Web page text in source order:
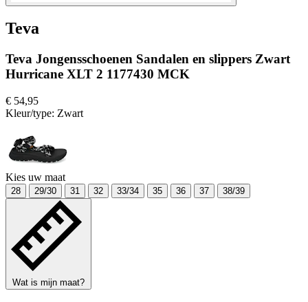
Teva
Teva Jongensschoenen Sandalen en slippers Zwart
Hurricane XLT 2 1177430 MCK
€ 54,95
Kleur/type: Zwart
Kies uw maat
28 29/30 31 32 33/34 35 36 37 38/39
Wat is mijn maat?